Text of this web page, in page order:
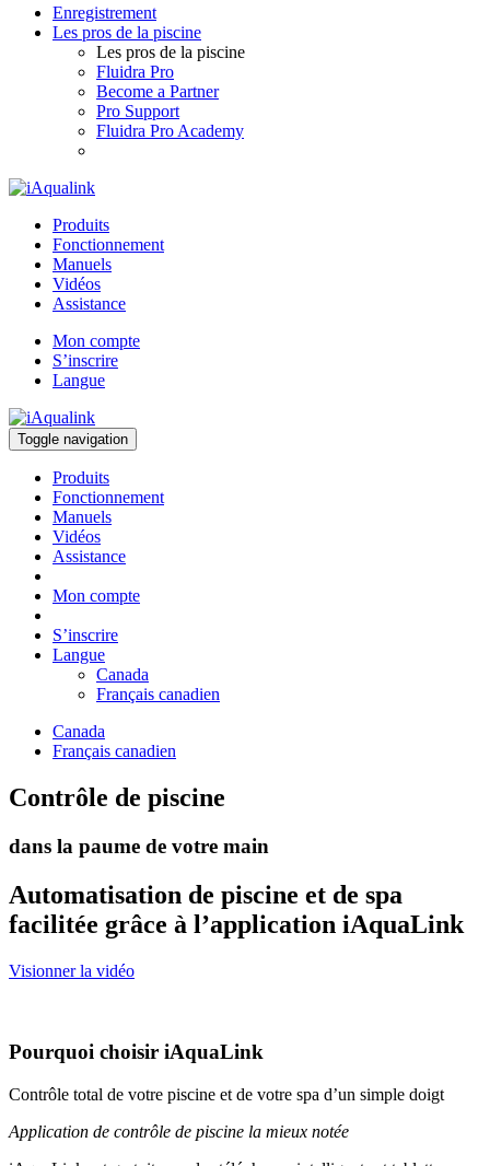
Enregistrement
Les pros de la piscine
Les pros de la piscine
Fluidra Pro
Become a Partner
Pro Support
Fluidra Pro Academy
Produits
Fonctionnement
Manuels
Vidéos
Assistance
Mon compte
S’inscrire
Langue
Toggle navigation
Produits
Fonctionnement
Manuels
Vidéos
Assistance
Mon compte
S’inscrire
Langue
Canada
Français canadien
Canada
Français canadien
Contrôle de piscine
dans la paume de votre main
Automatisation de piscine et de spa
facilitée grâce à l’application iAquaLink
Visionner la vidéo
Pourquoi choisir iAquaLink
Contrôle total de votre piscine et de votre spa d’un simple doigt
Application de contrôle de piscine la mieux notée